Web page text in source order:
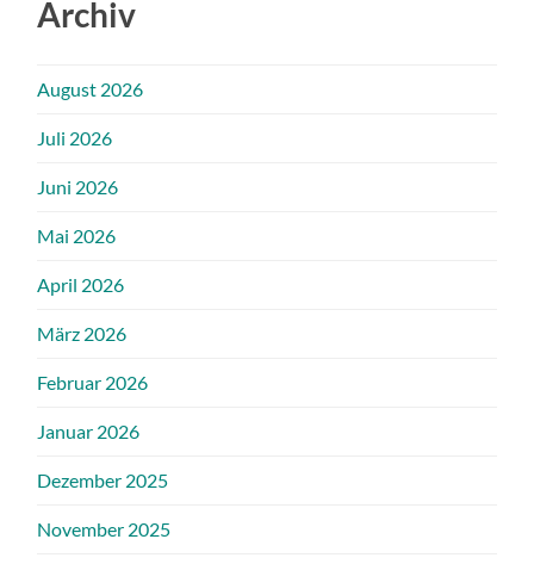
Archiv
August 2026
Juli 2026
Juni 2026
Mai 2026
April 2026
März 2026
Februar 2026
Januar 2026
Dezember 2025
November 2025